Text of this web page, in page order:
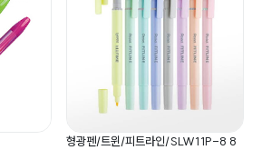
형광펜/트윈/피트라인/SLW11P-8 8